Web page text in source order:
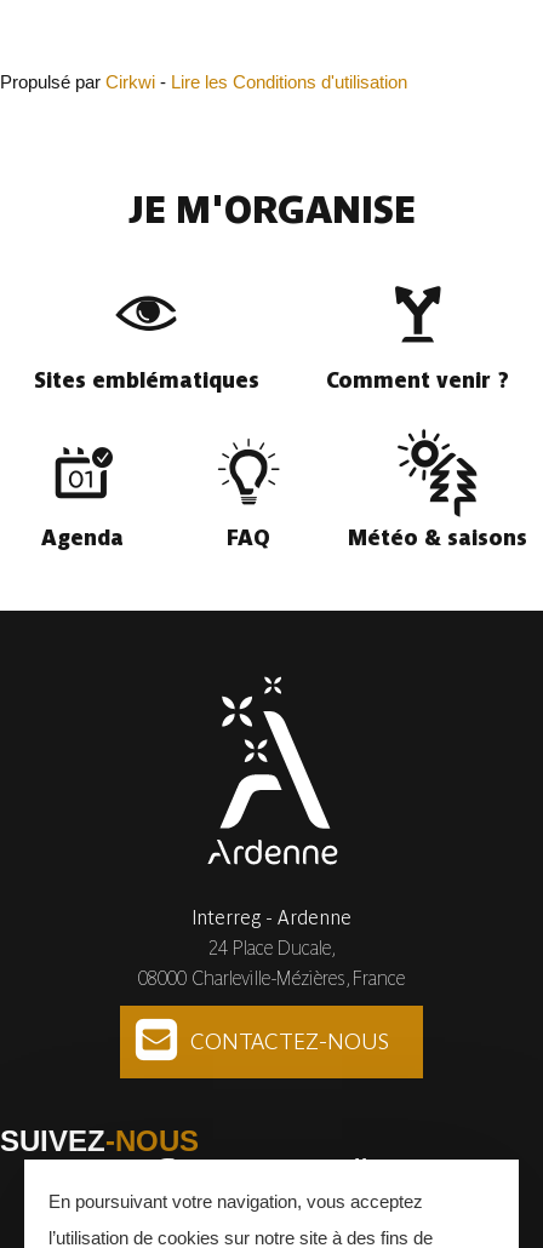
Propulsé par Cirkwi - Lire les Conditions d'utilisation
JE M'ORGANISE
Sites emblématiques Comment venir ?
Agenda FAQ Météo & saisons
Interreg - Ardenne
24 Place Ducale,
08000 Charleville-Mézières, France
CONTACTEZ-NOUS
SUIVEZ-NOUS
Facebook Instagram Youtube
En poursuivant votre navigation, vous acceptez
l’utilisation de cookies sur notre site à des fins de